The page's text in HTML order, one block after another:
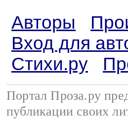
Авторы
Вход для
Стихи.ру
Портал Проза.ру
публикации своих